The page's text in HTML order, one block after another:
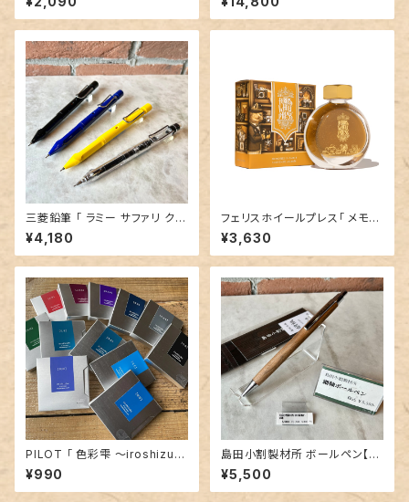
革）」／3本差し
三菱鉛筆 「 ラミー サファリ クル
トガインサイド 」／0.5シャープ
ペンシル
¥4,180
フェリスホイールプレス「 メモリ
ーズインアンバー ( VINTAGE
PHOTOGRAPHER COLLEC
TION）」／38mlインク／ラメ入
¥3,630
PILOT 「 色彩雫 ～iroshizuk
u～ 万年筆用カートリッジイン
¥990
島田小割製材所 ボールペン【
胡桃 クルミ（シルバー金具）】／
細軸タイプ
¥5,500